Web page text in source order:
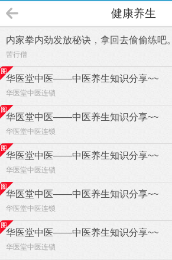
健康养生
内家拳内劲发放秘诀，拿回去偷偷练吧。
苦行僧
华医堂中医——中医养生知识分享~~
华医堂中医连锁
华医堂中医——中医养生知识分享~~
华医堂中医连锁
华医堂中医——中医养生知识分享~~
华医堂中医连锁
华医堂中医——中医养生知识分享~~
华医堂中医连锁
华医堂中医——中医养生知识分享~~
华医堂中医连锁